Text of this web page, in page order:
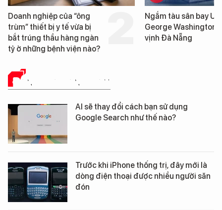
Ngắm tàu sân bay USS
George Washington trên
vịnh Đà Nẵng
Cảnh sát diễn tập
súng với khủng bố,
yếu nhân
ĐÁNH GIÁ SẢN PHẨM
AI sẽ thay đổi cách bạn sử dụng
Google Search như thế nào?
Trước khi iPhone thống trị, đây mới là
dòng điện thoại được nhiều người săn
đón